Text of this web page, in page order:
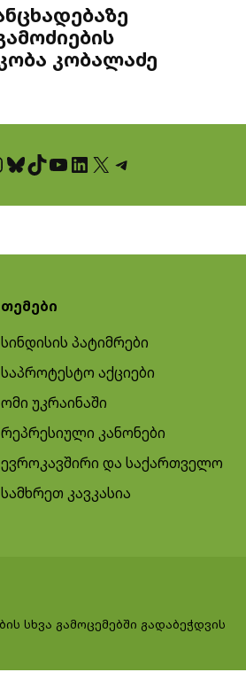
კობალაძე
Bluesky TikTok YouTube LinkedIn X Telegram
თემები
სინდისის პატიმრები
საპროტესტო აქციები
ომი უკრაინაში
რეპრესიული კანონები
ევროკავშირი და საქართველო
სამხრეთ კავკასია
სხვა გამოცემებში გადაბეჭდვის